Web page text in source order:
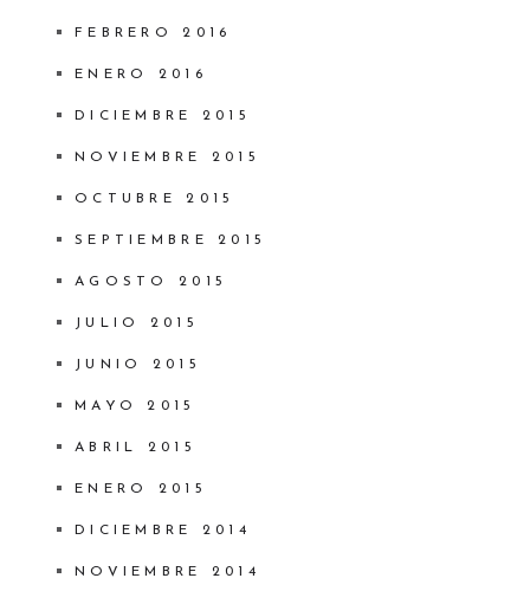
FEBRERO 2016
ENERO 2016
DICIEMBRE 2015
NOVIEMBRE 2015
OCTUBRE 2015
SEPTIEMBRE 2015
AGOSTO 2015
JULIO 2015
JUNIO 2015
MAYO 2015
ABRIL 2015
ENERO 2015
DICIEMBRE 2014
NOVIEMBRE 2014